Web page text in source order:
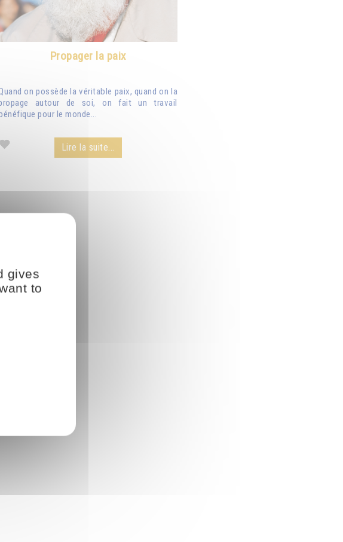
Propager la paix
on possède la véritable paix, quand on la
autour de soi, on fait un travail
pour le monde...
Lire la suite...
soleil
gives
to